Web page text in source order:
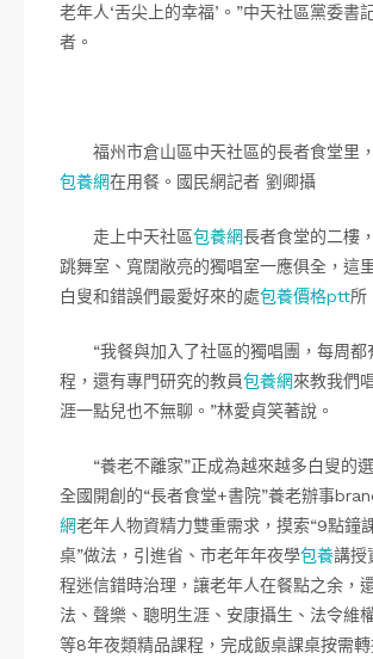
老年人‘舌尖上的幸福’。”中天社區黨委書
者。
福州市倉山區中天社區的長者食堂里
包養網在用餐。國民網記者 劉卿攝
走上中天社區包養網長者食堂的二樓
跳舞室、寬闊敞亮的獨唱室一應俱全，這
白叟和錯誤們最愛好來的處包養價格ptt所
“我餐與加入了社區的獨唱團，每周都
程，還有專門研究的教員包養網來教我們
涯一點兒也不無聊。”林愛貞笑著說。
“養老不離家”正成為越來越多白叟的
全國開創的“長者食堂+書院”養老辦事
網老年人物資精力雙重需求，摸索“9點鐘
桌”做法，引進省、市老年年夜學包養講授
程迷信錯時治理，讓老年人在餐點之余，
法、聲樂、聰明生涯、安康攝生、法令維
等8年夜類精品課程，完成飯桌課桌按需轉